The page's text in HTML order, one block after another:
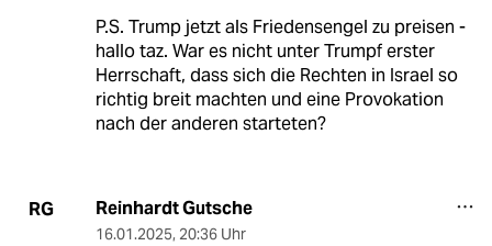
P.S. Trump jetzt als Friedensengel zu preisen -
hallo taz. War es nicht unter Trumpf erster
Herrschaft, dass sich die Rechten in Israel so
richtig breit machten und eine Provokation
nach der anderen starteten?
RG Reinhardt Gutsche
16.01.2025, 20:36 Uhr